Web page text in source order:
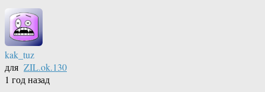
kak_tuz
для ZIL.ok.130
1 год назад